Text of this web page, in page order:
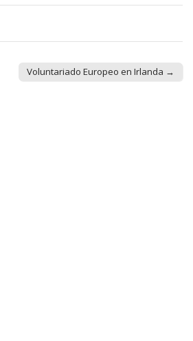
Voluntariado Europeo en Irlanda →